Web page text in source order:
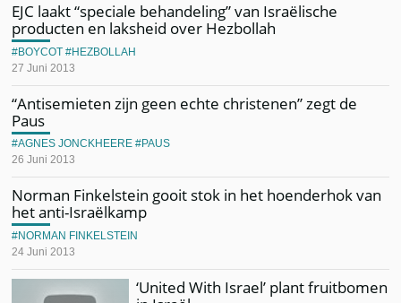
EJC laakt “speciale behandeling” van Israëlische
producten en laksheid over Hezbollah
27 Juni 2013
BOYCOT HEZBOLLAH
“Antisemieten zijn geen echte christenen” zegt de
Paus
26 Juni 2013
AGNES JONCKHEERE PAUS
Norman Finkelstein gooit stok in het hoenderhok van
het anti-Israëlkamp
24 Juni 2013
NORMAN FINKELSTEIN
‘United With Israel’ plant fruitbomen